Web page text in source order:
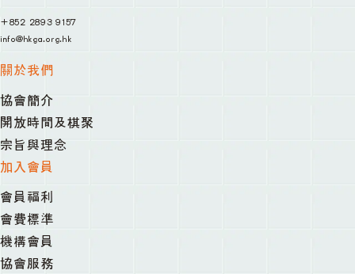
+852 2893 9157
info@hkga.org.hk
關於我們
協會簡介
開放時間及棋聚
宗旨與理念
加入會員
會員福利
會費標準
機構會員
協會服務